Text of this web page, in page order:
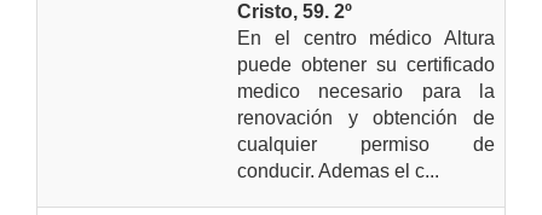
Cristo, 59. 2º
En el centro médico Altura
puede obtener su certificado
medico necesario para la
renovación y obtención de
cualquier permiso de
conducir. Ademas el c...